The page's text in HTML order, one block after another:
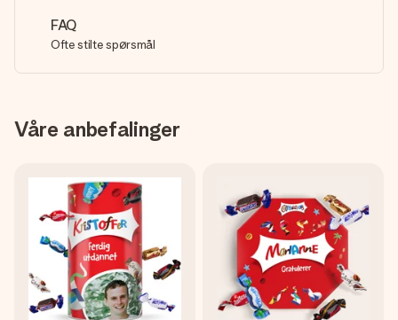
FAQ
Ofte stilte spørsmål
Våre anbefalinger